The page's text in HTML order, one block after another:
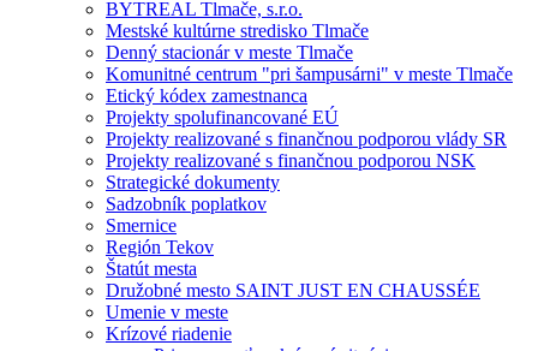
BYTREAL Tlmače, s.r.o.
Mestské kultúrne stredisko Tlmače
Denný stacionár v meste Tlmače
Komunitné centrum "pri šampusárni" v meste Tlmače
Etický kódex zamestnanca
Projekty spolufinancované EÚ
Projekty realizované s finančnou podporou vlády SR
Projekty realizované s finančnou podporou NSK
Strategické dokumenty
Sadzobník poplatkov
Smernice
Región Tekov
Štatút mesta
Družobné mesto SAINT JUST EN CHAUSSÉE
Umenie v meste
Krízové riadenie